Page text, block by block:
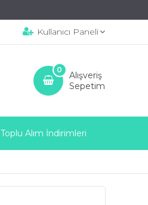
Kullanıcı Paneli
Alışveriş
Sepetim
0
Toplu Alım İndirimleri